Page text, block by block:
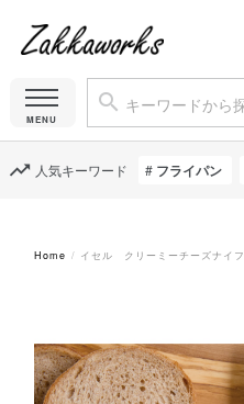
人気キーワード フライパン
Home イセル クリーミーチーズナイフ